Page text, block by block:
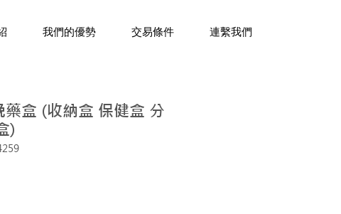
我們的優勢 交易條件 連繫我們
藥盒 (收納盒 保健盒 分
)